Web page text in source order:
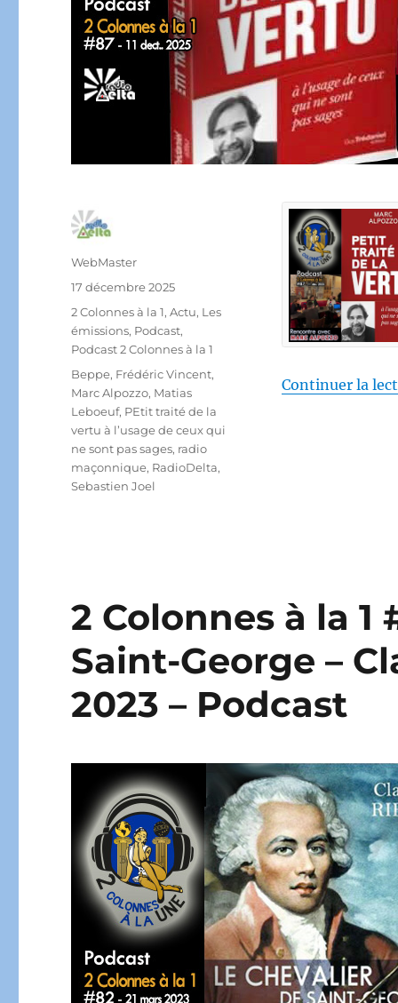
Continuer la
Auteur
WebMaster
Publié
17 décembre 2025
Catégories
2 Colonnes à la 1,Actu, Les
émissions, Podcast,
Podcast 2 Colonnes à la 1
Étiquettes
Beppe, Frédéric Vincent,
Marc Alpozzo, Matias
Leboeuf, PEtit traité de la
vertu à l’usage de ceux qui
ne sont pas sages, radio
maçonnique, RadioDelta,
Sebastien Joel
2 Colonnes à la 1
Saint-George –
2023 – Podcast